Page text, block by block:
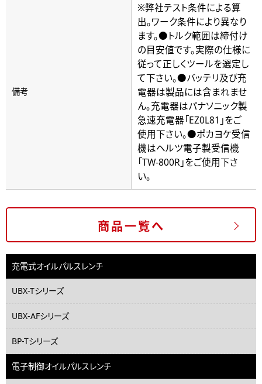
備考
※弊社テスト条件による算
出。ワーク条件により異なり
ます。●トルク範囲は締付け
の目安値です。実際の仕様に
従って正しくツールを選定し
て下さい。●バッテリ及び充
電器は製品には含まれませ
ん。充電器はパナソニック製
急速充電器「EZ0L81」をご
使用下さい。●ポカヨケ受信
機はヘルツ電子製受信機
「TW-800R」をご使用下さ
い。
商品一覧へ
充電式オイルパルスレンチ
UBX-Tシリーズ
UBX-AFシリーズ
BP-Tシリーズ
電子制御オイルパルスレンチ